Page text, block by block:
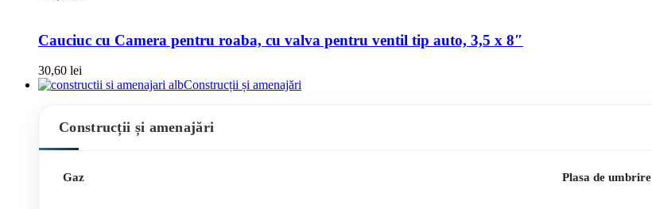
Cauciuc cu Camera pentru roaba, cu valva pentru ventil tip auto, 3,5 x 8″
30,60 lei
Construcții și amenajări
Construcții și amenajări
Gaz Plasa de umbrire